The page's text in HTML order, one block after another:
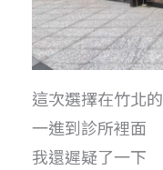
這次選擇在竹北的
一進到診所裡面
我還遲疑了一下